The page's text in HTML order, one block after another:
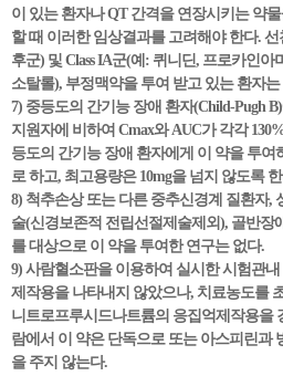
이 있는 환자나 QT 간격을 연장시키는 약
할 때 이러한 임상결과를 고려해야 한다.
후군) 및 Class IA군(예: 퀴니딘, 프로카인
소탈롤), 부정맥약을 투여 받고 있는 환자
7) 중등도의 간기능 장애 환자(Child-Pugh
지원자에 비하여 Cmax와 AUC가 각각
등도의 간기능 장애 환자에게 이 약을 투여
로 하고, 최고용량은 10mg을 넘지 않도록
8) 척추손상 또는 다른 중추신경계 질환자,
술(신경보존적 전립선절제술제외), 골반장
를 대상으로 이 약을 투여한 연구는 없다.
9) 사람혈소판을 이용하여 실시한 시험관
제작용을 나타내지 않았으나, 치료농도를
니트로프루시드나트륨의 응집억제작용을
람에서 이 약은 단독으로 또는 아스피린과
을 주지 않는다.